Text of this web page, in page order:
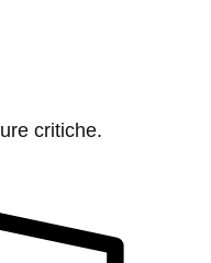
critiche.